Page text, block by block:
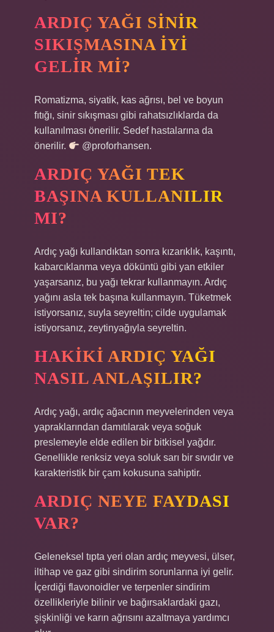
ARDIÇ YAĞI SINIR
SIKIŞMASINA IYI
GELIR MI?
Romatizma, siyatik, kas ağrısı, bel ve boyun
fıtığı, sinir sıkışması gibi rahatsızlıklarda da
kullanılması önerilir. Sedef hastalarına da
önerilir.
@proforhansen.
ARDIÇ YAĞI TEK
BAŞINA KULLANILIR
MI?
Ardıç yağı kullandıktan sonra kızarıklık, kaşıntı,
kabarcıklanma veya döküntü gibi yan etkiler
yaşarsanız, bu yağı tekrar kullanmayın. Ardıç
yağını asla tek başına kullanmayın. Tüketmek
istiyorsanız, suyla seyreltin; cilde uygulamak
istiyorsanız, zeytinyağıyla seyreltin.
HAKIKI ARDIÇ YAĞI
NASIL ANLAŞILIR?
Ardıç yağı, ardıç ağacının meyvelerinden veya
yapraklarından damıtılarak veya soğuk
preslemeyle elde edilen bir bitkisel yağdır.
Genellikle renksiz veya soluk sarı bir sıvıdır ve
karakteristik bir çam kokusuna sahiptir.
ARDIÇ NEYE FAYDASI
VAR?
Geleneksel tıpta yeri olan ardıç meyvesi, ülser,
iltihap ve gaz gibi sindirim sorunlarına iyi gelir.
İçerdiği flavonoidler ve terpenler sindirim
özellikleriyle bilinir ve bağırsaklardaki gazı,
şişkinliği ve karın ağrısını azaltmaya yardımcı